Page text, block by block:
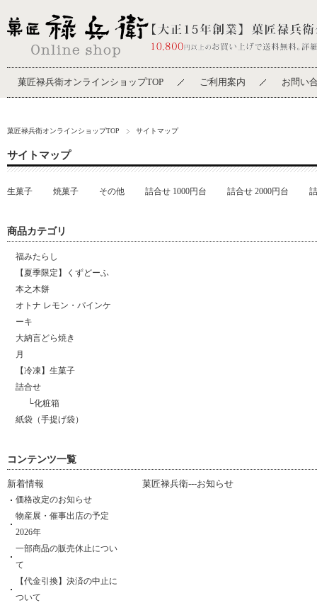
菓匠禄兵衛オンラインショップTOP ご利用案内 お問い
菓匠禄兵衛オンラインショップTOP サイトマップ
サイトマップ
生菓子 焼菓子 その他 詰合せ 1000円台 詰合せ 2000円台
商品カテゴリ
福みたらし
【夏季限定】くずどーふ
本之木餅
オトナ レモン・パインケ
ーキ
大納言どら焼き
月
【冷凍】生菓子
詰合せ
└化粧箱
紙袋（手提げ袋）
コンテンツ一覧
新着情報
価格改定のお知らせ
物産展・催事出店の予定
2026年
一部商品の販売休止につい
て
【代金引換】決済の中止に
ついて
菓匠禄兵衛---お知らせ